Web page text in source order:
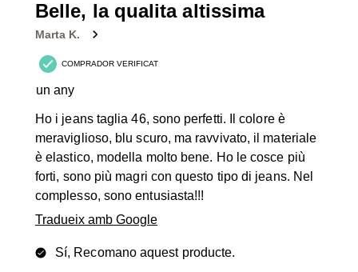
Belle, la qualita altissima
Marta K.
COMPRADOR VERIFICAT
un any
Ho i jeans taglia 46, sono perfetti. Il colore è
meraviglioso, blu scuro, ma ravvivato, il materiale
è elastico, modella molto bene. Ho le cosce più
forti, sono più magri con questo tipo di jeans. Nel
complesso, sono entusiasta!!!
Tradueix amb Google
Sí, Recomano aquest producte.